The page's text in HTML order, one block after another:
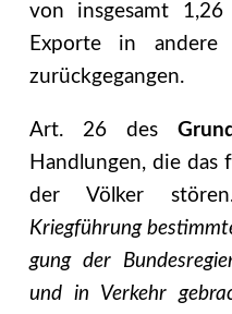
von insgesamt
Exporte in
zurückgegangen.
Art. 26 des
Handlungen, die das
der Völker
Kriegführung
gung der
und in Verkehr